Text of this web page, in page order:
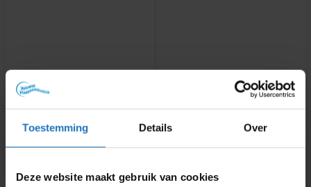
Toestemming Details Over
Deze website maakt gebruik van cookies
Metaal gegalvaniseerd
tweelinghouder (ø30 mm)
Metaal gegalvaniseerd
Gewaardeerd
€